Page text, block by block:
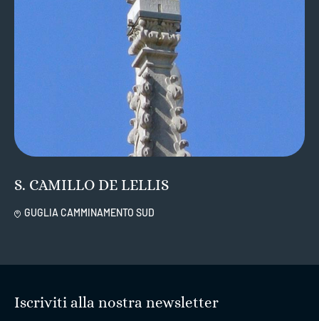
S. CAMILLO DE LELLIS
GUGLIA CAMMINAMENTO SUD
Iscriviti alla nostra newsletter